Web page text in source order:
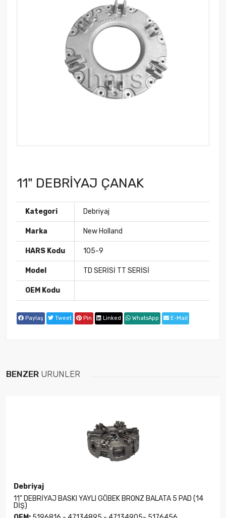
11" DEBRİYAJ ÇANAK
Kategori Debriyaj
Marka New Holland
HARS Kodu 105-9
Model TD SERİSİ TT SERİSİ
OEM Kodu
Paylaş Tweet Pin Linked WhatsApp E-Mail
BENZER ÜRÜNLER
Debriyaj
11" DEBRİYAJ BASKI YAYLI GÖBEK BRONZ BALATA 5 PAD (14
DİŞ)